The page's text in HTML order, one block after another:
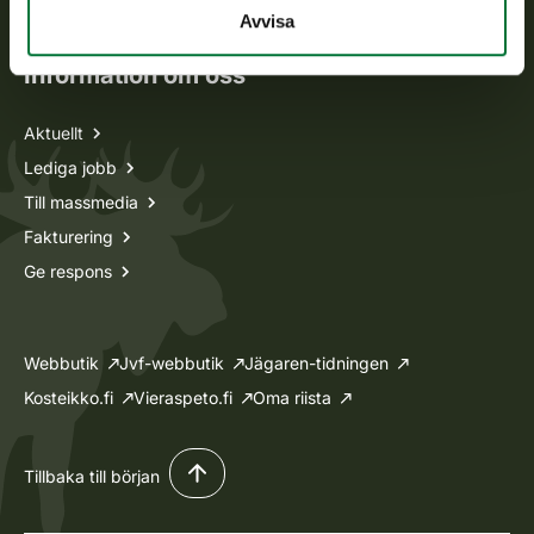
Avvisa
Information om oss
Aktuellt
Lediga jobb
Till massmedia
Fakturering
Ge respons
Webbutik Jvf-webbutik
Jägaren-tidningen
Kosteikko.fi
Vieraspeto.fi Oma riista
Tillbaka till början